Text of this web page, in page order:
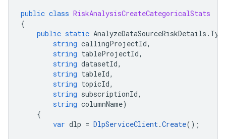
public class RiskAnalysisCreateCategoricalStats
{
public static AnalyzeDataSourceRiskDetails .
string callingProjectId,
string tableProjectId,
string datasetId,
string tableId,
string topicId,
string subscriptionId,
string columnName)
{
var dlp = DlpServiceClient.Create();